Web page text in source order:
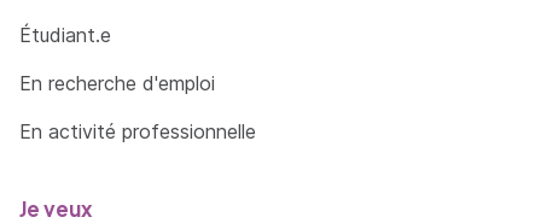
Développer son projet professionnel
Cybersécurité des services informatiques
Étudiant.e
En recherche d'emploi
En activité professionnelle
Je veux